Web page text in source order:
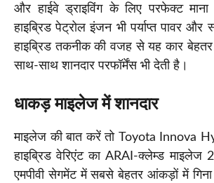
और हाईवे ड्राइविंग के लिए परफेक्ट माना
हाइब्रिड पेट्रोल इंजन भी पर्याप्त पावर और
हाइब्रिड तकनीक की वजह से यह कार
साथ-साथ शानदार परफॉर्मेंस भी देती है।
धाकड़ माइलेज में शानदार
माइलेज की बात करें तो Toyota Innova
हाइब्रिड वेरिएंट का ARAI-क्लेम्ड माइलेज
एमपीवी सेगमेंट में सबसे बेहतर आंकड़ों में गिना